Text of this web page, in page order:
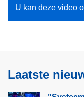
U kan deze video
Laatste